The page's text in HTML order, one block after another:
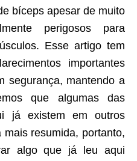
bíceps apesar de muito
perigosos para
Esse artigo tem
importantes
segurança, mantendo a
que algumas das
já existem em outros
resumida, portanto,
algo que já leu aqui